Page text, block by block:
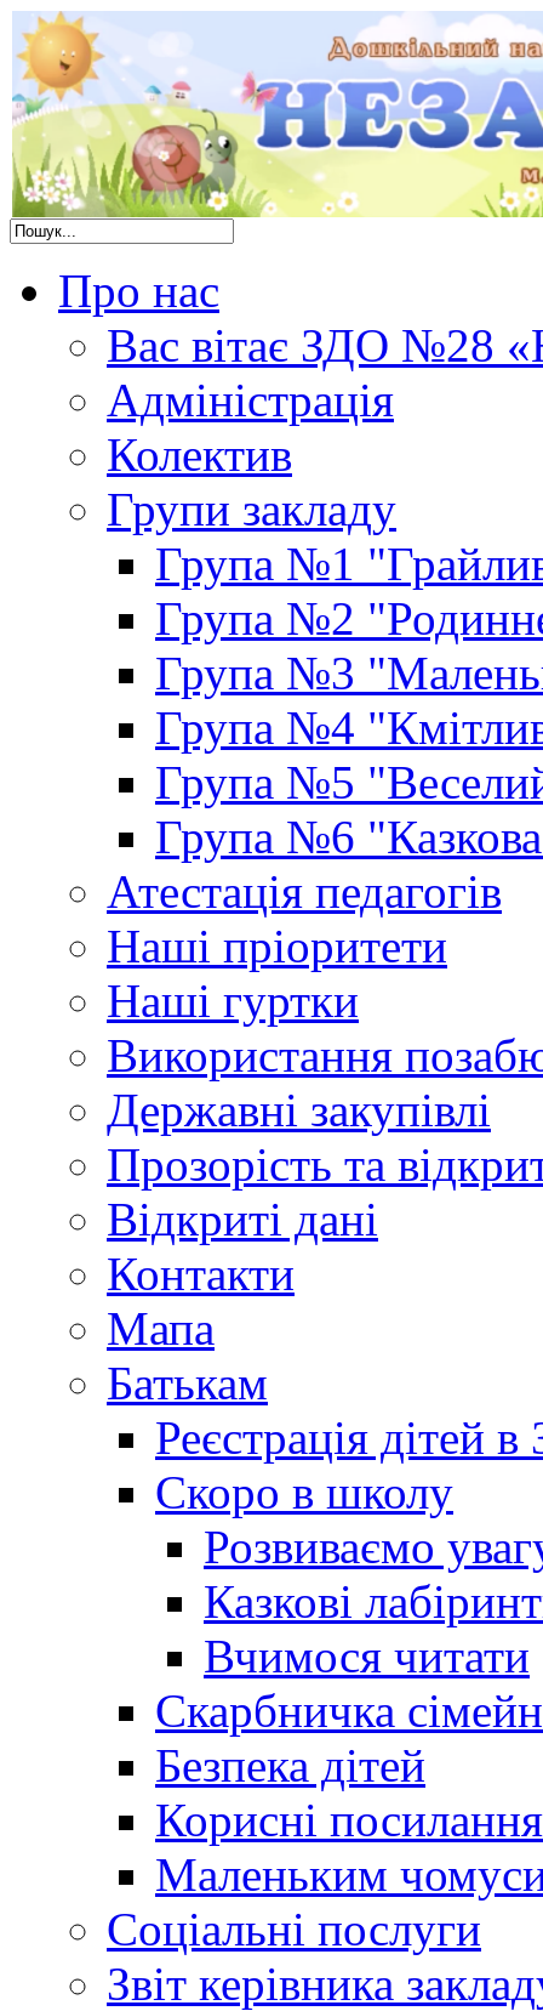
Про нас
Вас вітає ЗДО №28
Адміністрація
Колектив
Групи закладу
Група №1
Група №2
Група №3
Група №4
Група №5
Група №6
Атестація педагогів
Наші пріоритети
Наші гуртки
Використання
Державні закупівлі
Прозорість та
Відкриті дані
Контакти
Мапа
Батькам
Реєстрація дітей
Скоро в школу
Розвиваємо
Казкові
Вчимося читати
Скарбничка
Безпека дітей
Корисні посилання
Маленьким
Соціальні послуги
Звіт керівника